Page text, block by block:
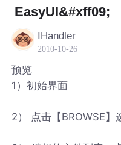
EasyUI&#xff09;
IHandler
2010-10-26
预览
1）初始界面
2） 点击【BROWSE】